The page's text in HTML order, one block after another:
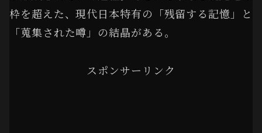
枠を超えた、現代日本特有の「残留する記憶」と
「蒐集された噂」の結晶がある。
スポンサーリンク